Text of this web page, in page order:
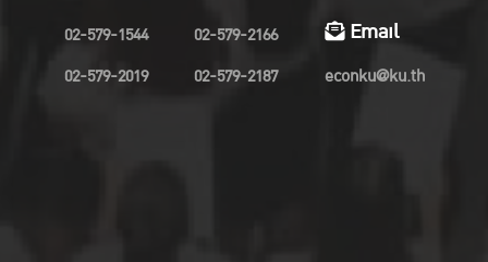
02-579-1544
02-579-2019
02-579-2166
02-579-2187
Email
econku@ku.th